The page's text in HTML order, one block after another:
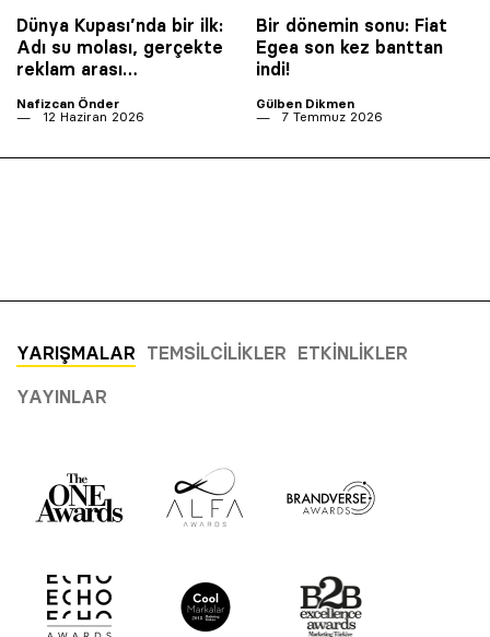
Dünya Kupası’nda bir ilk:
Adı su molası, gerçekte
reklam arası…
Nafizcan Önder
12 Haziran 2026
Bir dönemin sonu: Fiat
Egea son kez banttan
indi!
Gülben Dikmen
7 Temmuz 2026
YARIŞMALAR TEMSILCILIKLER ETKINLIKLER
YAYINLAR